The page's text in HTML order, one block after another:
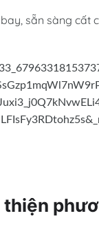
sẵn sàng cất